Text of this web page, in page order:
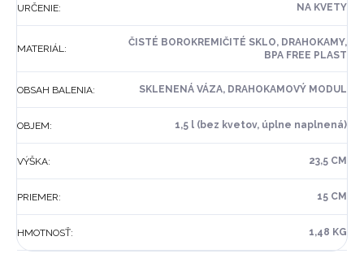
URČENIE: NA KVETY
MATERIÁL:
ČISTÉ BOROKREMIČITÉ SKLO, DRAHOKAMY,
BPA FREE PLAST
OBSAH BALENIA: SKLENENÁ VÁZA, DRAHOKAMOVÝ MODUL
OBJEM: 1,5 l (bez kvetov, úplne naplnená)
VÝŠKA: 23,5 CM
PRIEMER: 15 CM
HMOTNOSŤ: 1,48 KG